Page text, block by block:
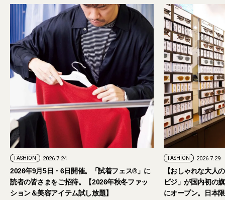
FASHION 2026.7.24
2026年9月5日・6日開催。「試着フェス®︎」に
読者の皆さまをご招待。【2026年秋冬ファッ
ション＆美容アイテム試し放題】
FASHION 2026.7.29
【おしゃれな大人
ピジ」が国内初の
にオープン。日本